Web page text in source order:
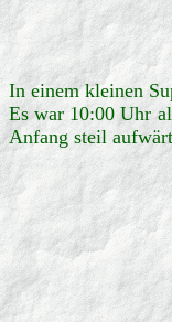
In einem kleinen
Es war 10:00 Uhr
Anfang steil